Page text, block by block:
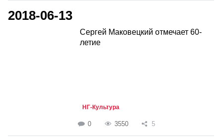
2018-06-13
Сергей Маковецкий отмечает 60-
летие
НГ-Культура
0 3550 5